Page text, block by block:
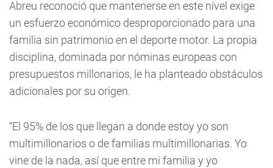
Abreu reconoció que mantenerse en este nivel exige
un esfuerzo económico desproporcionado para una
familia sin patrimonio en el deporte motor. La propia
disciplina, dominada por nóminas europeas con
presupuestos millonarios, le ha planteado obstáculos
adicionales por su origen.
“El 95% de los que llegan a donde estoy yo son
multimillonarios o de familias multimillonarias. Yo
vine de la nada, así que entre mi familia y yo